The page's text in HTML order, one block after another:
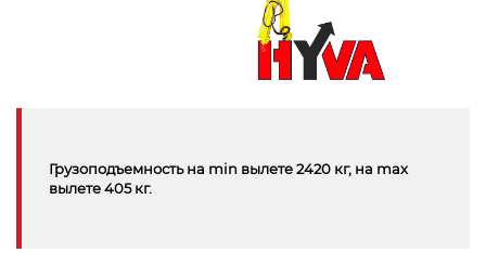
Грузоподъемность на min вылете 2420 кг, на max
вылете 405 кг.